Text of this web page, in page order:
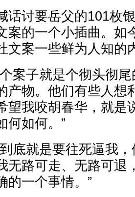
话讨要岳父的101枚
案的一个小插曲。如
文案一些鲜为人知的
案子就是个彻头彻
产物。他们有些人想
望我咬胡春华，就是
何如何。”
底就是要往死逼我
无路可走、无路可退
的一个事情。”